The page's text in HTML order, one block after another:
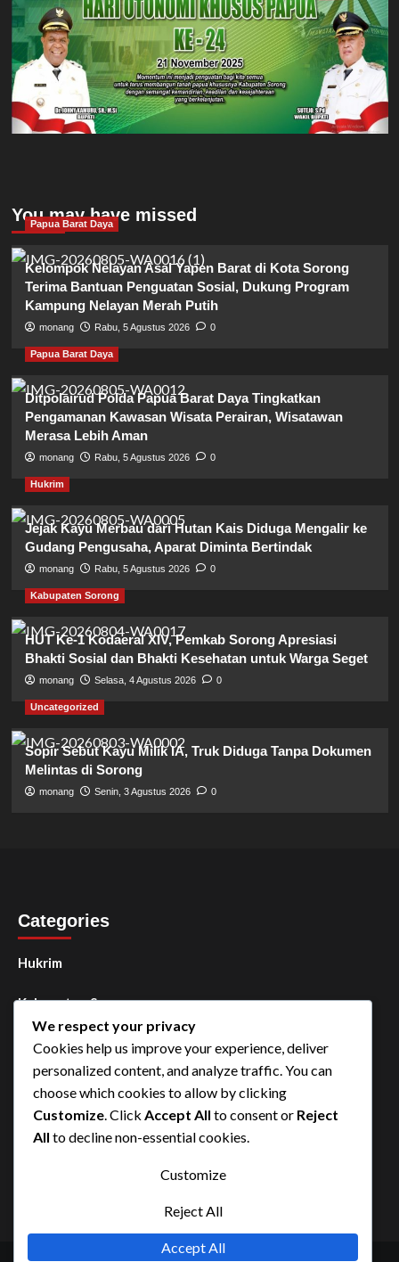
You may have missed
Papua Barat Daya
Kelompok Nelayan Asal Yapen Barat di Kota Sorong
Terima Bantuan Penguatan Sosial, Dukung Program
Kampung Nelayan Merah Putih
monang Rabu, 5 Agustus 2026 0
Papua Barat Daya
Ditpolairud Polda Papua Barat Daya Tingkatkan
Pengamanan Kawasan Wisata Perairan, Wisatawan
Merasa Lebih Aman
monang Rabu, 5 Agustus 2026 0
Hukrim
Jejak Kayu Merbau dari Hutan Kais Diduga Mengalir ke
Gudang Pengusaha, Aparat Diminta Bertindak
monang Rabu, 5 Agustus 2026 0
Kabupaten Sorong
HUT Ke-1 Kodaeral XIV, Pemkab Sorong Apresiasi
Bhakti Sosial dan Bhakti Kesehatan untuk Warga Seget
monang Selasa, 4 Agustus 2026 0
Uncategorized
Sopir Sebut Kayu Milik IA, Truk Diduga Tanpa Dokumen
Melintas di Sorong
monang Senin, 3 Agustus 2026 0
Categories
Hukrim
Kabupaten Sorong
Kota Sorong
Manokwari
Papua Barat Daya
We respect your privacy
Cookies help us improve your experience, deliver
personalized content, and analyze traffic. You can
choose which cookies to allow by clicking
Customize . Click Accept All to consent or Reject
All to decline non-essential cookies.
Customize
Reject All
Accept All